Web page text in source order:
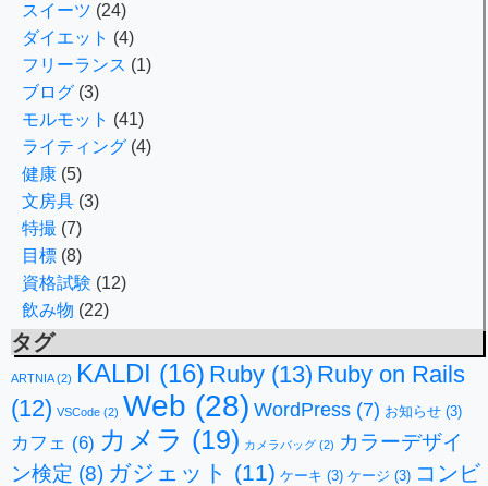
スイーツ (24)
ダイエット (4)
フリーランス (1)
ブログ (3)
モルモット (41)
ライティング (4)
健康 (5)
文房具 (3)
特撮 (7)
目標 (8)
資格試験 (12)
飲み物 (22)
タグ
ARTNIA(2) KALDI (16) Ruby (13) Ruby on Rails
(12) VSCode (2) Web (28) WordPress (7) お知らせ (3)
カフェ (6) カメラ (19) カメラバッグ (2) カラーデザイ
ン検定 (8) ガジェット (11) ケーキ (3) ケージ (3) コンビ